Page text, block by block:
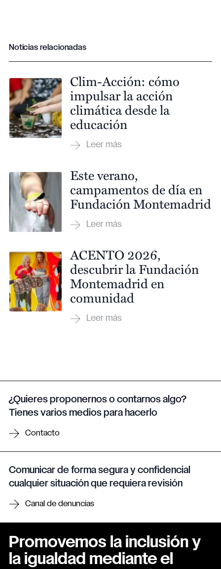
Noticias relacionadas
Clim-Acción: cómo
impulsar la acción
climática desde la
educación
Este verano,
campamentos de día en
Fundación Montemadrid
ACENTO 2026,
descubrir la Fundación
Montemadrid en
comunidad
¿Quieres proponernos o contarnos algo?
Tienes varios medios para hacerlo
Contacto
Comunicar de forma segura y confidencial
cualquier situación que requiera revisión
Canal de denuncias
Promovemos la inclusión y
la igualdad mediante el